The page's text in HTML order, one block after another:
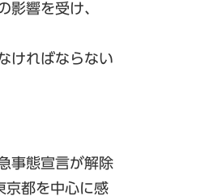
影響を受け、
ければならない
事態宣言が解除
京都を中心に感